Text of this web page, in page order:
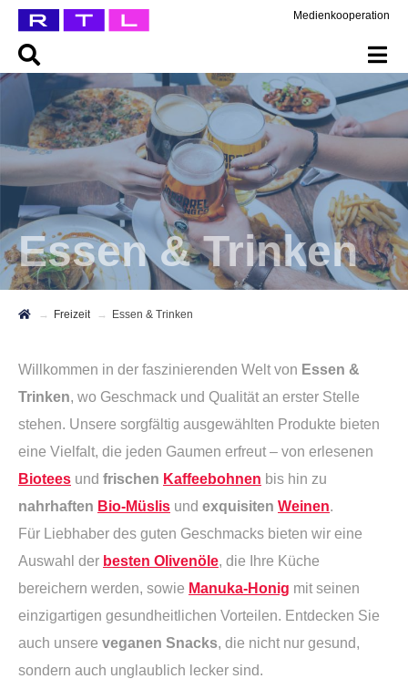
Medienkooperation
Essen & Trinken
Freizeit Essen & Trinken
Willkommen in der faszinierenden Welt von Essen &
Trinken, wo Geschmack und Qualität an erster Stelle
stehen. Unsere sorgfältig ausgewählten Produkte bieten
eine Vielfalt, die jeden Gaumen erfreut – von erlesenen
Biotees und frischen Kaffeebohnen bis hin zu
nahrhaften Bio-Müslis und exquisiten Weinen.
Für Liebhaber des guten Geschmacks bieten wir eine
Auswahl der besten Olivenöle, die Ihre Küche
bereichern werden, sowie Manuka-Honig mit seinen
einzigartigen gesundheitlichen Vorteilen. Entdecken Sie
auch unsere veganen Snacks, die nicht nur gesund,
sondern auch unglaublich lecker sind.